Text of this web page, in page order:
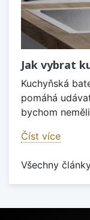
Jak vybrat
Kuchyňská
pomáhá
bychom
Číst více
Všechny